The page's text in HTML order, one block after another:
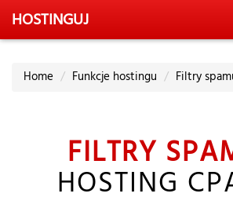
HOSTINGUJ
Home Funkcje hostingu Filtry
FILTRY
HOSTING